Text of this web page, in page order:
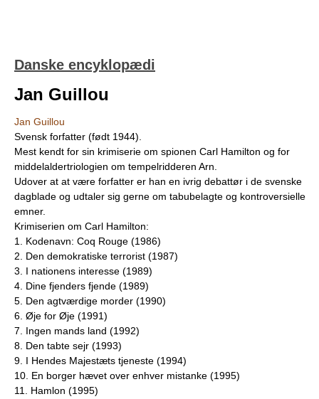
Danske encyklopædi
Jan Guillou
Jan Guillou
Svensk forfatter (født 1944).
Mest kendt for sin krimiserie om spionen Carl Hamilton og for
middelaldertriologien om tempelridderen Arn.
Udover at at være forfatter er han en ivrig debattør i de svenske
dagblade og udtaler sig gerne om tabubelagte og kontroversielle
emner.
Krimiserien om Carl Hamilton:
1. Kodenavn: Coq Rouge (1986)
2. Den demokratiske terrorist (1987)
3. I nationens interesse (1989)
4. Dine fjenders fjende (1989)
5. Den agtværdige morder (1990)
6. Øje for Øje (1991)
7. Ingen mands land (1992)
8. Den tabte sejr (1993)
9. I Hendes Majestæts tjeneste (1994)
10. En borger hævet over enhver mistanke (1995)
11. Hamlon (1995)